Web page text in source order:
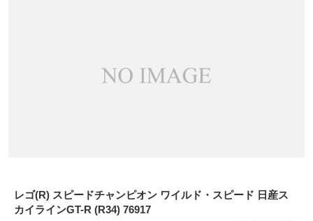
レゴ(R) スピードチャンピオン ワイルド・スピード 日産ス
カイラインGT-R (R34) 76917